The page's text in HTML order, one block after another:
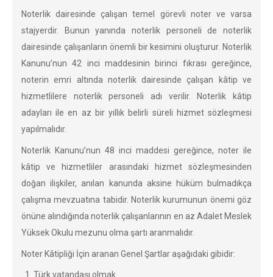
Noterlik dairesinde çalışan temel görevli noter ve varsa
stajyerdir. Bunun yanında noterlik personeli de noterlik
dairesinde çalışanların önemli bir kesimini oluşturur. Noterlik
Kanunu’nun 42 inci maddesinin birinci fıkrası gereğince,
noterin emri altında noterlik dairesinde çalışan kâtip ve
hizmetlilere noterlik personeli adı verilir. Noterlik kâtip
adayları ile en az bir yıllık belirli süreli hizmet sözleşmesi
yapılmalıdır.
Noterlik Kanunu’nun 48 inci maddesi gereğince, noter ile
kâtip ve hizmetliler arasındaki hizmet sözleşmesinden
doğan ilişkiler, anılan kanunda aksine hüküm bulmadıkça
çalışma mevzuatına tabidir. Noterlik kurumunun önemi göz
önüne alındığında noterlik çalışanlarının en az Adalet Meslek
Yüksek Okulu mezunu olma şartı aranmalıdır.
Noter Kâtipliği İçin aranan Genel Şartlar aşağıdaki gibidir:
Türk vatandaşı olmak